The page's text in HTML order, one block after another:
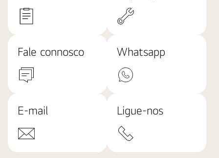
resultados
não
LG
Electronics.
Qualquer
nestes
resultados
Fale connosco Whatsapp
E-mail Ligue-nos